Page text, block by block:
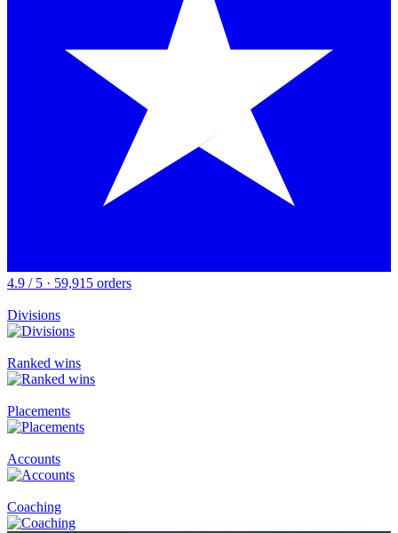
4.9 / 5 · 59,915 orders
Divisions
Ranked wins
Placements
Accounts
Coaching